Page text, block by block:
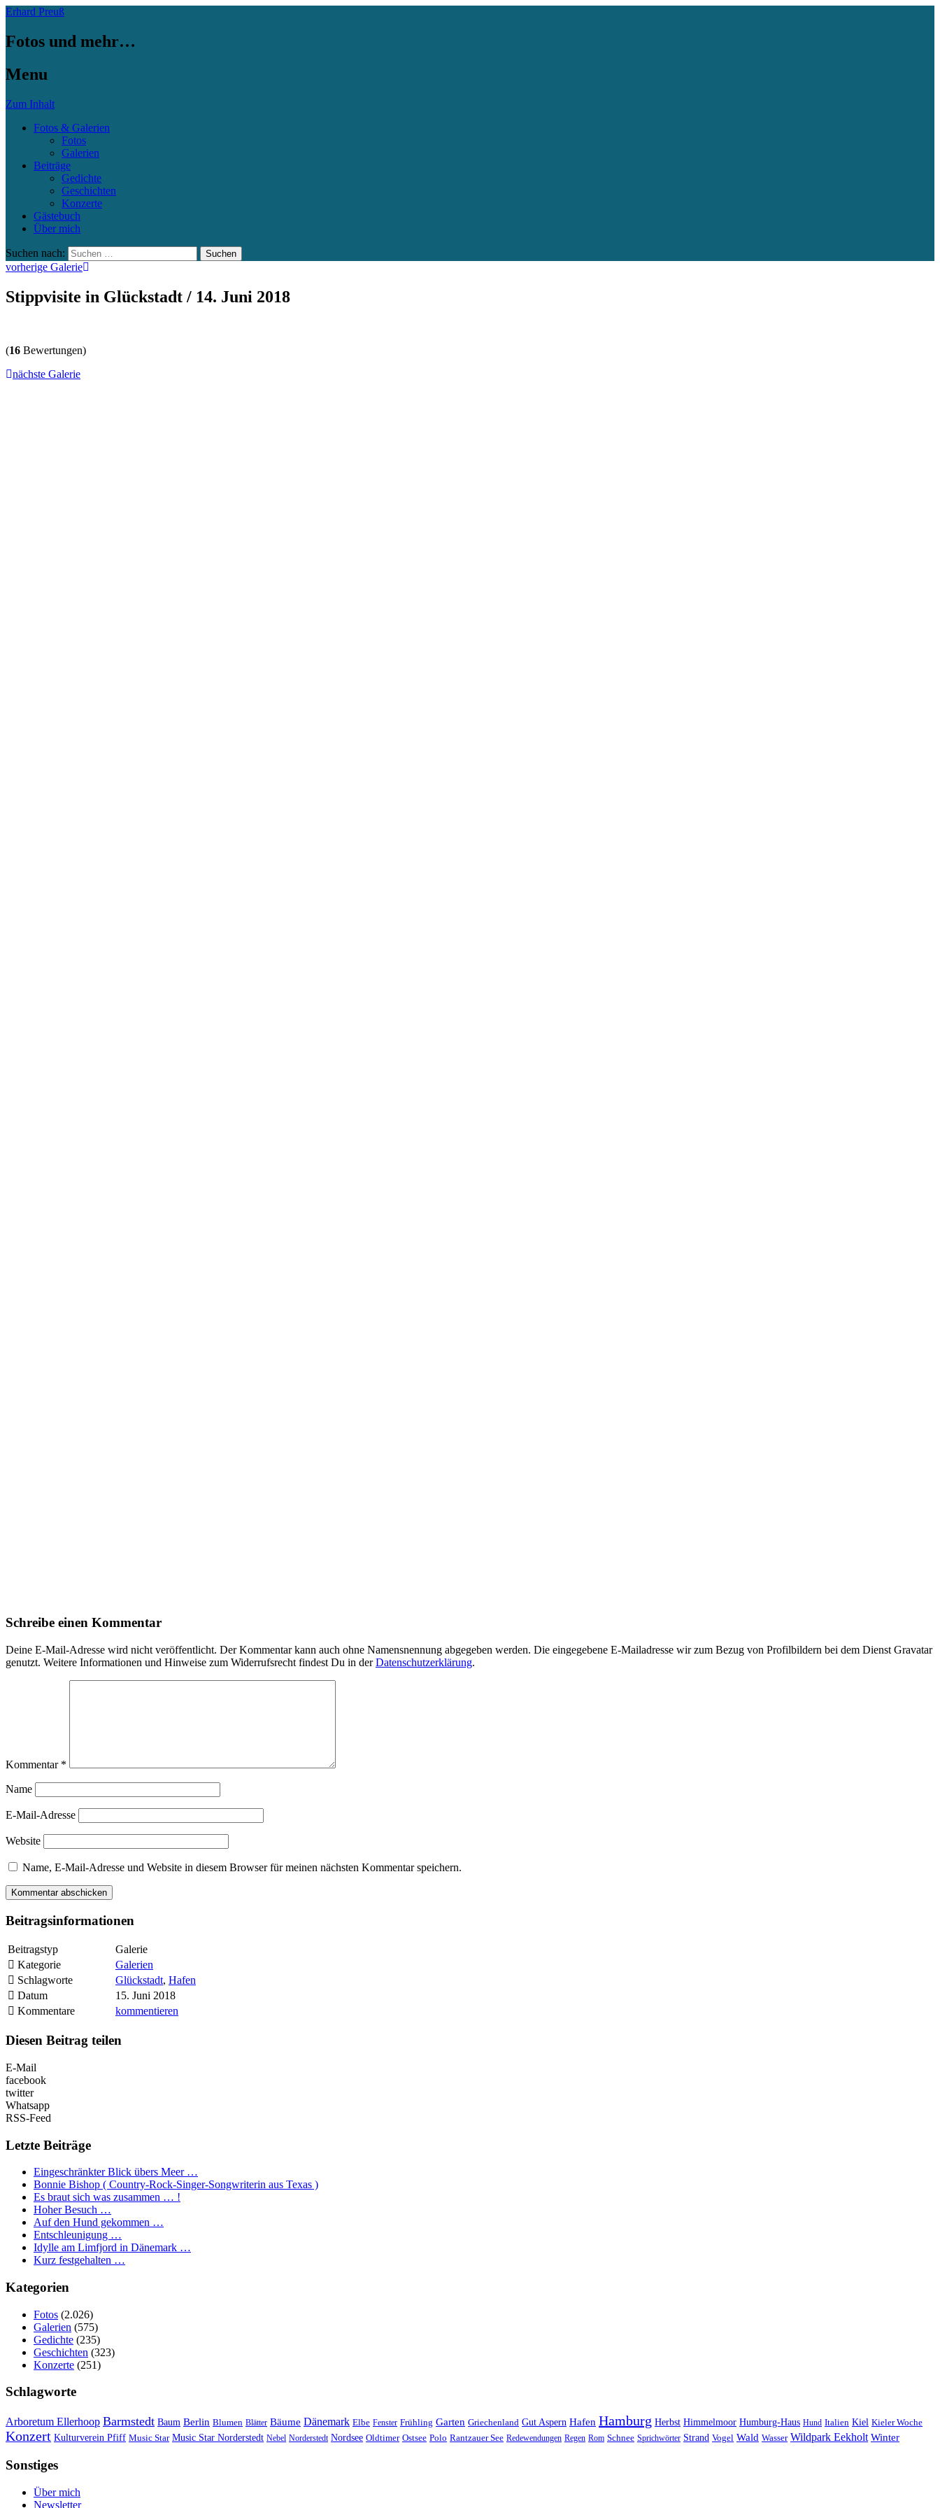
Erhard Preuß
Fotos und mehr…
Menu
Zum Inhalt
Fotos & Galerien
Fotos
Galerien
Beiträge
Gedichte
Geschichten
Konzerte
Gästebuch
Über mich
Suchen nach:
vorherige Galerie
Stippvisite in Glückstadt / 14. Juni 2018
(16 Bewertungen)
nächste Galerie
Schreibe einen Kommentar
Deine E-Mail-Adresse wird nicht veröffentlicht. Der Kommentar kann auch ohne Namensnennung abgegeben werden. Die eingegebene E-Mailadresse wir zum Bezug von Profilbildern bei dem Dienst Gravatar
genutzt. Weitere Informationen und Hinweise zum Widerrufsrecht findest Du in derDatenschutzerklärung.
Kommentar *
Name
E-Mail-Adresse
Website
Name, E-Mail-Adresse und Website in diesem Browser für meinen nächsten Kommentar speichern.
Beitragsinformationen
Beitragstyp
Galerie
Kategorie
Galerien
Schlagworte
Glückstadt, Hafen
Datum
15. Juni 2018
Kommentare
kommentieren
Diesen Beitrag teilen
E-Mail
facebook
twitter
Whatsapp
RSS-Feed
Letzte Beiträge
Eingeschränkter Blick übers Meer …
Bonnie Bishop ( Country-Rock-Singer-Songwriterin aus Texas )
Es braut sich was zusammen … !
Hoher Besuch …
Auf den Hund gekommen …
Entschleunigung …
Idylle am Limfjord in Dänemark …
Kurz festgehalten …
Kategorien
Fotos (2.026)
Galerien (575)
Gedichte (235)
Geschichten (323)
Konzerte (251)
Schlagworte
Arboretum Ellerhoop Barmstedt Baum Berlin Blumen Blätter Bäume Dänemark Elbe Fenster Frühling Garten Griechenland Gut Aspern Hafen Hamburg Herbst Himmelmoor Humburg-Haus Hund Italien Kiel Kieler Woche
Konzert Kulturverein Pfiff Music Star Music Star Norderstedt Nebel Norderstedt Nordsee Oldtimer Ostsee Polo Rantzauer See Redewendungen Regen Rom Schnee Sprichwörter Strand Vogel Wald Wasser Wildpark Eekholt Winter
Sonstiges
Über mich
Newsletter